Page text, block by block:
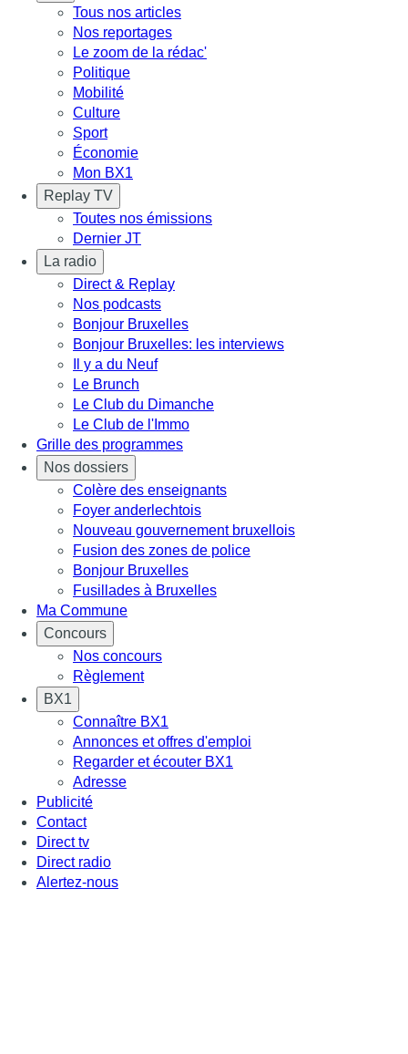
Tous nos articles
Nos reportages
Le zoom de la rédac'
Politique
Mobilité
Culture
Sport
Économie
Mon BX1
Replay TV
Toutes nos émissions
Dernier JT
La radio
Direct & Replay
Nos podcasts
Bonjour Bruxelles
Bonjour Bruxelles: les interviews
Il y a du Neuf
Le Brunch
Le Club du Dimanche
Le Club de l'Immo
Grille des programmes
Nos dossiers
Colère des enseignants
Foyer anderlechtois
Nouveau gouvernement bruxellois
Fusion des zones de police
Bonjour Bruxelles
Fusillades à Bruxelles
Ma Commune
Concours
Nos concours
Règlement
BX1
Connaître BX1
Annonces et offres d'emploi
Regarder et écouter BX1
Adresse
Publicité
Contact
Direct tv
Direct radio
Alertez-nous